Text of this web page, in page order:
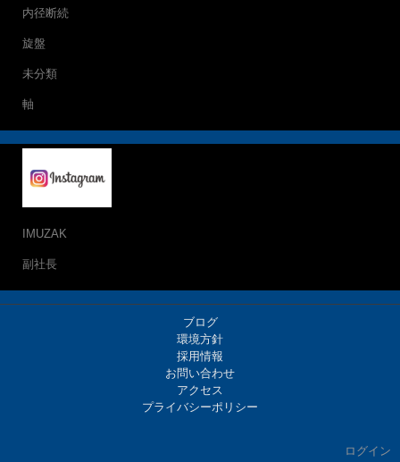
内径断続
旋盤
未分類
軸
IMUZAK
副社長
ブログ
環境方針
採用情報
お問い合わせ
アクセス
プライバシーポリシー
ログイン